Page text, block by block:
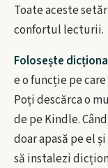
Toate aceste
confortul lecturii.
Folosește
e o funcție pe
Poți descărca o
de pe Kindle.
doar apasă pe el
să instalezi